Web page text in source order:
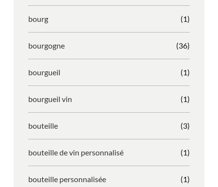
bourg (1)
bourgogne (36)
bourgueil (1)
bourgueil vin (1)
bouteille (3)
bouteille de vin personnalisé (1)
bouteille personnalisée (1)